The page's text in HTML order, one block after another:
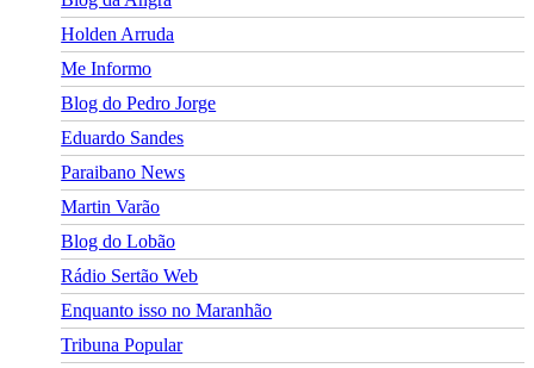
Holden Arruda
Me Informo
Blog do Pedro Jorge
Eduardo Sandes
Paraibano News
Martin Varão
Blog do Lobão
Rádio Sertão Web
Enquanto isso no Maranhão
Tribuna Popular